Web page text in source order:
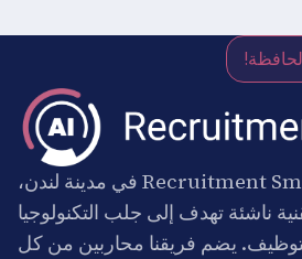
يقع مقر شركة Recruitment Smart في مدينة لندن،
ناشئة تهدف إلى جلب التكنولوجيا
يضم فريقنا محاربين من كل